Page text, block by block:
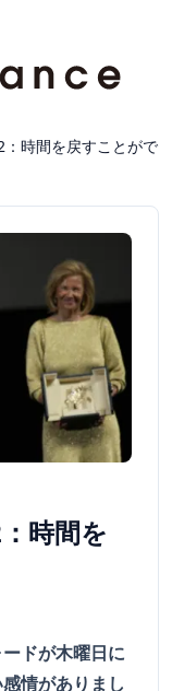
時間を戻すことがで
時間を
ドが木曜日に
情がありまし